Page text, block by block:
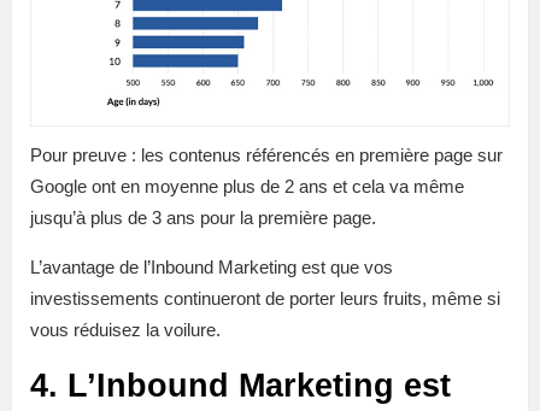
Pour preuve : les contenus référencés en première page sur
Google ont en moyenne plus de 2 ans et cela va même
jusqu’à plus de 3 ans pour la première page.
L’avantage de l’Inbound Marketing est que vos
investissements continueront de porter leurs fruits, même si
vous réduisez la voilure.
4. L’Inbound Marketing est